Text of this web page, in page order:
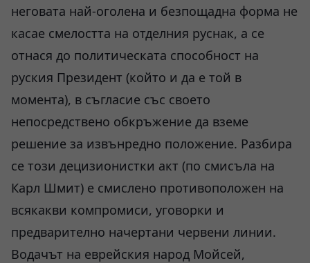
неговата най-оголена и безпощадна форма не
касае смелостта на отделния руснак, а се
отнася до политическата способност на
руския Президент (който и да е той в
момента), в съгласие със своето
непосредствено обкръжение да вземе
решение за извънредно положение. Разбира
се този децизионистки акт (по смисъла на
Карл Шмит) е смислено противоположен на
всякакви компромиси, уговорки и
предварително начертани червени линии.
Водачът на еврейския народ Мойсей,